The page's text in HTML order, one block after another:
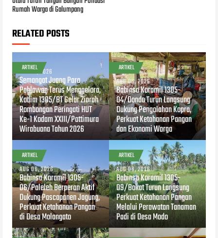
Rumah Warga di Galumpang
RELATED POSTS
ARTIKEL
AUG 07, 2026
Semangat Juang Para
Pahlawan Terus Menggelora,
Kodim 1305/BT Gelar Ziarah
Rombongan Peringati HUT
Ke-1 Kodam XXIII/Pattimura
Wirabuana Tahun 2026
ARTIKEL
AUG 06, 2026
Babinsa Koramil 1305-
04/Dondo Turun Langsung
Dukung Pengolahan Kopra,
Perkuat Ketahanan Pangan
dan Ekonomi Warga
ARTIKEL
AUG 06, 2026
Babinsa Koramil 1305-
06/Paleleh Berperan Aktif
Dukung Pascapanen Jagung,
Perkuat Ketahanan Pangan
di Desa Molangato
ARTIKEL
AUG 06, 2026
Babinsa Koramil 1305-
09/Bokat Turun Langsung
Perkuat Ketahanan Pangan
Melalui Perawatan Tanaman
Padi di Desa Modo